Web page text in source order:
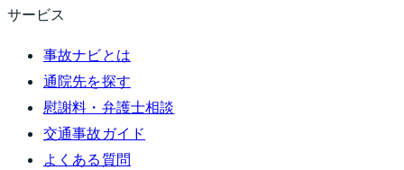
サービス
事故ナビとは
通院先を探す
慰謝料・弁護士相談
交通事故ガイド
よくある質問